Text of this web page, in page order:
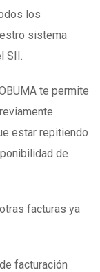
los
sistema
SII.
te permite
estar repitiendo
de
facturas ya
facturación